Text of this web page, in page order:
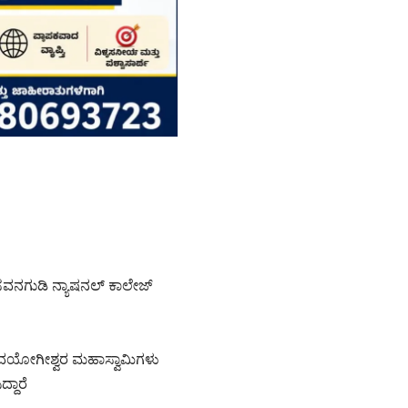
ನ್ಯಾಷನಲ್ ಕಾಲೇಜ್
ಮಹಾಸ್ವಾಮಿಗಳು